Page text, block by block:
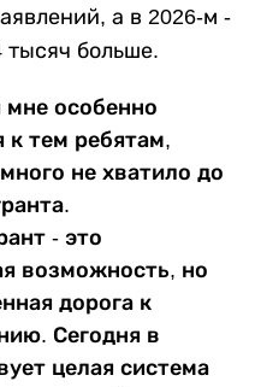
а в 2026-м -
тысяч больше.
мне особенно
к тем ребятам,
не хватило до
- это
возможность, но
дорога к
Сегодня в
целая система